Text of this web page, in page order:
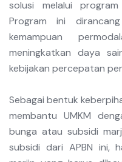
solusi melalui
Program ini
kemampuan
meningkatkan daya
kebijakan percepatan
Sebagai bentuk
membantu UMKM
bunga atau subsidi
subsidi dari APBN ini,